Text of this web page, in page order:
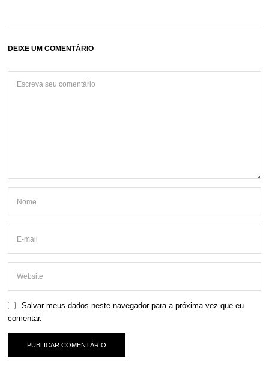
DEIXE UM COMENTÁRIO
Salvar meus dados neste navegador para a próxima vez que eu
comentar.